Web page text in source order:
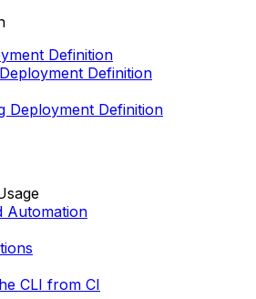
Definition
Definition
Deployment Definition
Automation
CLI from CI